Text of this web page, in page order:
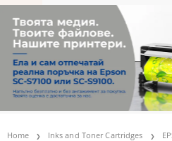
Home Inks and Toner Cartridges